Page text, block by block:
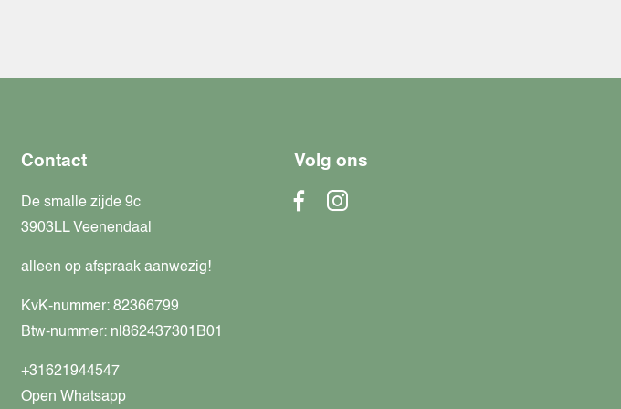
Contact
De smalle zijde 9c
3903LL Veenendaal
alleen op afspraak aanwezig!
KvK-nummer: 82366799
Btw-nummer: nl862437301B01
+31621944547
Open Whatsapp
Volg ons